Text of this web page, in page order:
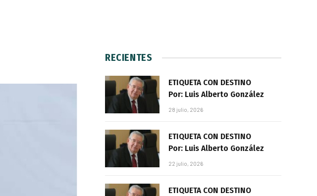
RECIENTES
ETIQUETA CON DESTINO
Por: Luis Alberto González
28 julio, 2026
ETIQUETA CON DESTINO
Por: Luis Alberto González
22 julio, 2026
ETIQUETA CON DESTINO